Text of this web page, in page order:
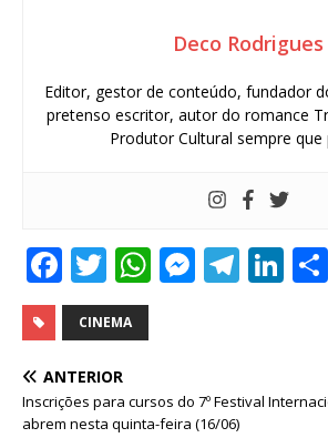
Deco Rodrigues
Editor, gestor de conteúdo, fundador
pretenso escritor, autor do romance
Produtor Cultural sempre que
F
a
c
e
b
T
w
it
te
r
W
A
M
n
T
ra
Li
dI
CINEMA
ANTERIOR
Inscrições para cursos do 7º Festival
abrem nesta quinta-feira (16/06)